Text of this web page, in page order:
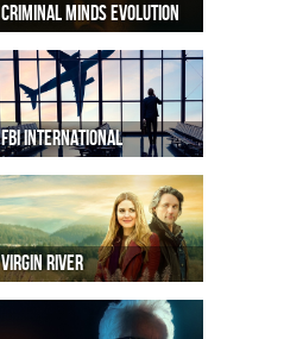
CRIMINAL MINDS EVOLUTION
FBI INTERNATIONAL
VIRGIN RIVER